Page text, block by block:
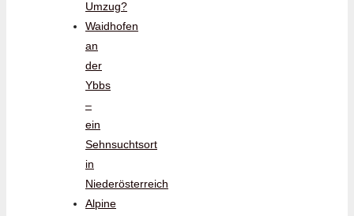
Umzug?
Waidhofen
an
der
Ybbs
–
ein
Sehnsuchtsort
in
Niederösterreich
Alpine